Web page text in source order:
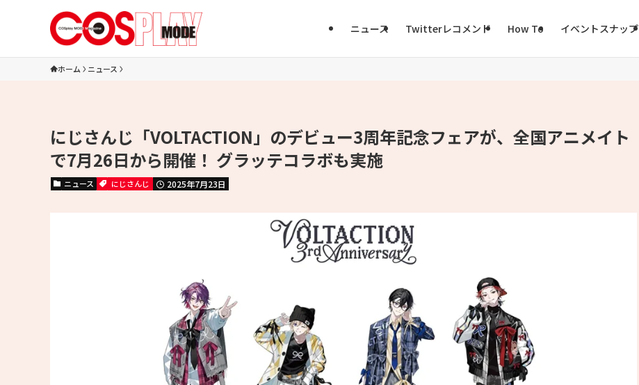
ニュース Twitterレコメンド How To イベントスナップ
ホーム ニュース
にじさんじ「VOLTACTION」のデビュー3周年記念フェアが、全国アニメイト
で7月26日から開催！ グラッテコラボも実施
ニュース にじさんじ 2025年7月23日